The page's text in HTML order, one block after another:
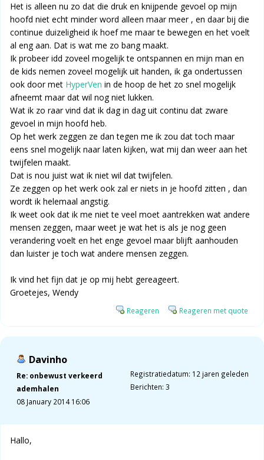
Het is alleen nu zo dat die druk en knijpende gevoel op mijn
hoofd niet echt minder word alleen maar meer , en daar bij die
continue duizeligheid ik hoef me maar te bewegen en het voelt
al eng aan. Dat is wat me zo bang maakt.
Ik probeer idd zoveel mogelijk te ontspannen en mijn man en
de kids nemen zoveel mogelijk uit handen, ik ga ondertussen
ook door met HyperVen in de hoop de het zo snel mogelijk
afneemt maar dat wil nog niet lukken.
Wat ik zo raar vind dat ik dag in dag uit continu dat zware
gevoel in mijn hoofd heb.
Op het werk zeggen ze dan tegen me ik zou dat toch maar
eens snel mogelijk naar laten kijken, wat mij dan weer aan het
twijfelen maakt.
Dat is nou juist wat ik niet wil dat twijfelen.
Ze zeggen op het werk ook zal er niets in je hoofd zitten , dan
wordt ik helemaal angstig.
Ik weet ook dat ik me niet te veel moet aantrekken wat andere
mensen zeggen, maar weet je wat het is als je nog geen
verandering voelt en het enge gevoel maar blijft aanhouden
dan luister je toch wat andere mensen zeggen.
Ik vind het fijn dat je op mij hebt gereageert.
Groetejes, Wendy
Reageren Reageren met quote
Davinho
Re: onbewust verkeerd
ademhalen
08 January 2014 16:06
Registratiedatum: 12 jaren geleden
Berichten: 3
Hallo,